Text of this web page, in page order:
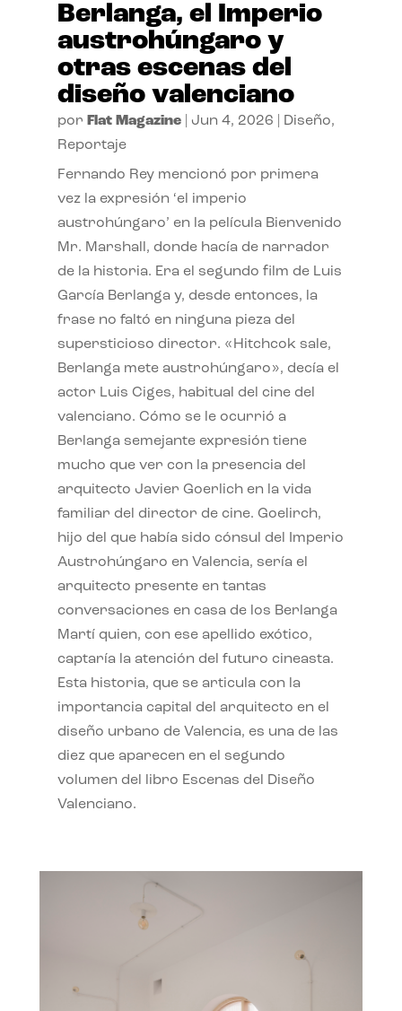
Berlanga, el Imperio
austrohúngaro y
otras escenas del
diseño valenciano
por Flat Magazine| Jun 4, 2026 Diseño,
Reportaje
Fernando Rey mencionó por primera
vez la expresión ‘el imperio
austrohúngaro’ en la película Bienvenido
Mr. Marshall, donde hacía de narrador
de la historia. Era el segundo film de Luis
García Berlanga y, desde entonces, la
frase no faltó en ninguna pieza del
supersticioso director. «Hitchcok sale,
Berlanga mete austrohúngaro», decía el
actor Luis Ciges, habitual del cine del
valenciano. Cómo se le ocurrió a
Berlanga semejante expresión tiene
mucho que ver con la presencia del
arquitecto Javier Goerlich en la vida
familiar del director de cine. Goelirch,
hijo del que había sido cónsul del Imperio
Austrohúngaro en Valencia, sería el
arquitecto presente en tantas
conversaciones en casa de los Berlanga
Martí quien, con ese apellido exótico,
captaría la atención del futuro cineasta.
Esta historia, que se articula con la
importancia capital del arquitecto en el
diseño urbano de Valencia, es una de las
diez que aparecen en el segundo
volumen del libro Escenas del Diseño
Valenciano.